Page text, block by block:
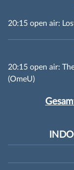
20:15 open air:
20:15 open air:
(OmeU)